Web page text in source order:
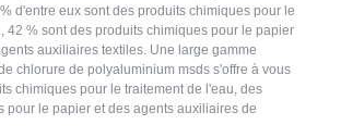
d'entre eux sont des produits chimiques pour le
42 % sont des produits chimiques pour le papier
auxiliaires textiles. Une large gamme
chlorure de polyaluminium msds s'offre à vous
chimiques pour le traitement de l'eau, des
pour le papier et des agents auxiliaires de